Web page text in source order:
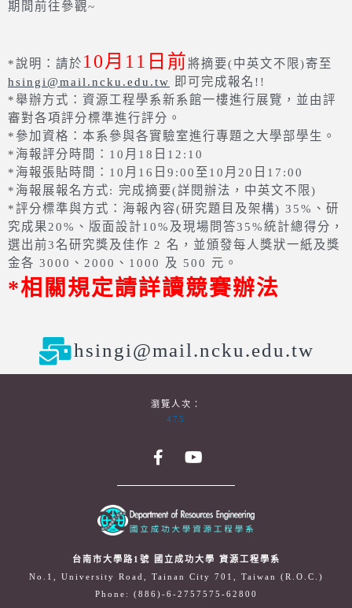
期間前往參觀~
*說明：請於 10月11日前將摘要(中英文不限)寄至
hsingi@mail.ncku.edu.tw 即可完成報名!!
*舉辦方式：資源工程學系新系館一樓進行展覽，並由評
審對各項評分標準進行評分。
*參加資格：本系參與各實驗室進行專題之大學部學生。
*海報評分時間：10月18日12:10
*海報張貼時間：10月16日9:00至10月20日17:00
*海報展報名方式: 完成摘要(詳閱辦法，中英文不限)
*評分標準與方式：海報內容(研究題目及架構) 35%、研
究成果20%、版面設計10%及現場問答35%統計總得分，
選出前3名研究獎及佳作 2 名，並頒發每人獎狀一紙及獎
金各 3000、2000、1000 及 500 元。
*相關規定請詳讀競賽辦法
hsingi@mail.ncku.edu.tw
瀏覽人次：
475
台南市大學路1號 國立成功大學 資源工程學系
No.1, University Road, Tainan City 701, Taiwan (R.O.C.)
Phone: (886)-6-2757575-62800